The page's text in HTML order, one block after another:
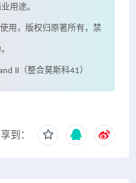
用途。
用，版权归原著所有，禁
II（整合莫斯科41）
到：